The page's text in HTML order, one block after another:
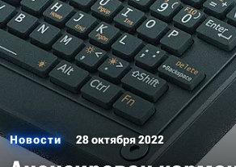
Новости 28 октября 2022